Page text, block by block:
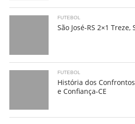
FUTEBOL
São José-RS 2×1 Treze,
FUTEBOL
História dos
e Confiança-CE